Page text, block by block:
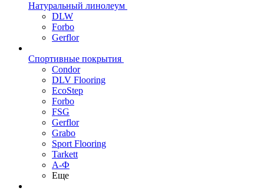
Натуральный линолеум
DLW
Forbo
Gerflor
Спортивные покрытия
Condor
DLV Flooring
EcoStep
Forbo
FSG
Gerflor
Grabo
Sport Flooring
Tarkett
А-Ф
Еще